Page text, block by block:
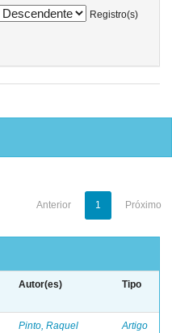
Registro(s)
Anterior 1 Próximo
Autor(es) Tipo
Pinto, Raquel
Artigo